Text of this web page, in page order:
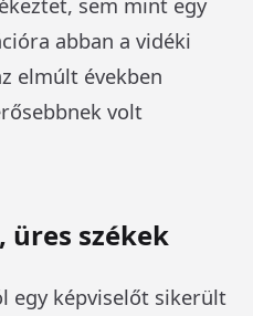
abban a vidéki
elmúlt években
volt
üres székek
egy képviselőt sikerült